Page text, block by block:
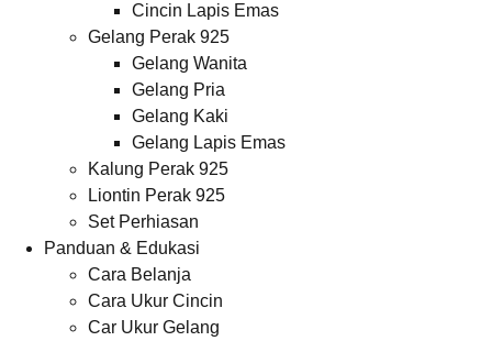
Cincin Lapis Emas
Gelang Perak 925
Gelang Wanita
Gelang Pria
Gelang Kaki
Gelang Lapis Emas
Kalung Perak 925
Liontin Perak 925
Set Perhiasan
Panduan & Edukasi
Cara Belanja
Cara Ukur Cincin
Car Ukur Gelang